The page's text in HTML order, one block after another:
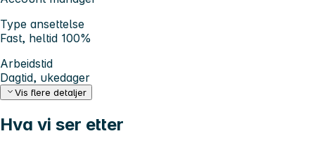
Type ansettelse
Fast, heltid 100%
Arbeidstid
Dagtid, ukedager
Vis flere detaljer
Hva vi ser etter